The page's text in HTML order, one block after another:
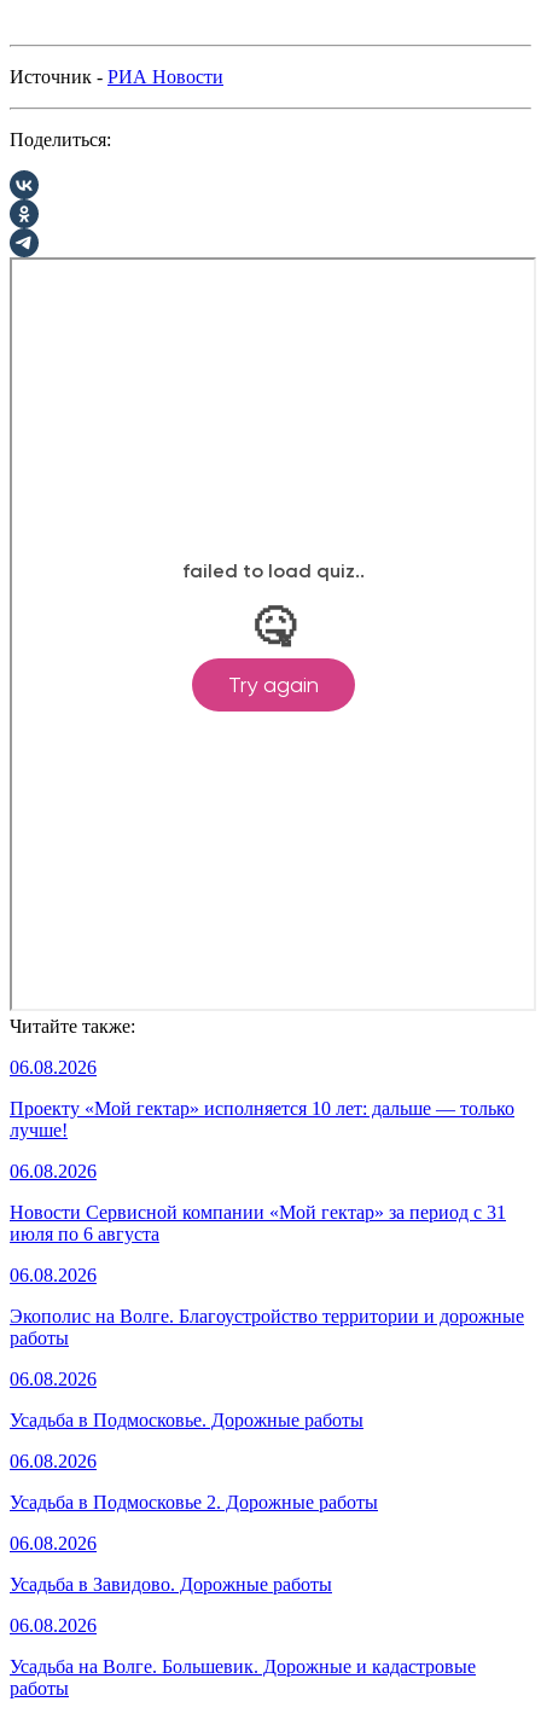
Источник - РИА Новости
Поделиться:
Читайте также:
06.08.2026
Проекту «Мой гектар» исполняется 10 лет: дальше — только
лучше!
06.08.2026
Новости Сервисной компании «Мой гектар» за период с 31
июля по 6 августа
06.08.2026
Экополис на Волге. Благоустройство территории и дорожные
работы
06.08.2026
Усадьба в Подмосковье. Дорожные работы
06.08.2026
Усадьба в Подмосковье 2. Дорожные работы
06.08.2026
Усадьба в Завидово. Дорожные работы
06.08.2026
Усадьба на Волге. Большевик. Дорожные и кадастровые
работы